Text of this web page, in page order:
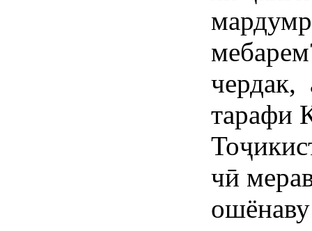
чердак,
тарафи
чӣ